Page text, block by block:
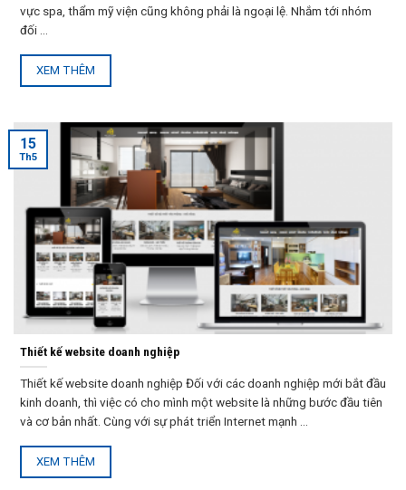
vực spa, thẩm mỹ viện cũng không phải là ngoại lệ. Nhắm tới nhóm
đối ...
XEM THÊM
Thiết kế website doanh nghiệp
Thiết kế website doanh nghiệp Đối với các doanh nghiệp mới bắt đầu
kinh doanh, thì việc có cho mình một website là những bước đầu tiên
và cơ bản nhất. Cùng với sự phát triển Internet mạnh ...
XEM THÊM
15
Th5